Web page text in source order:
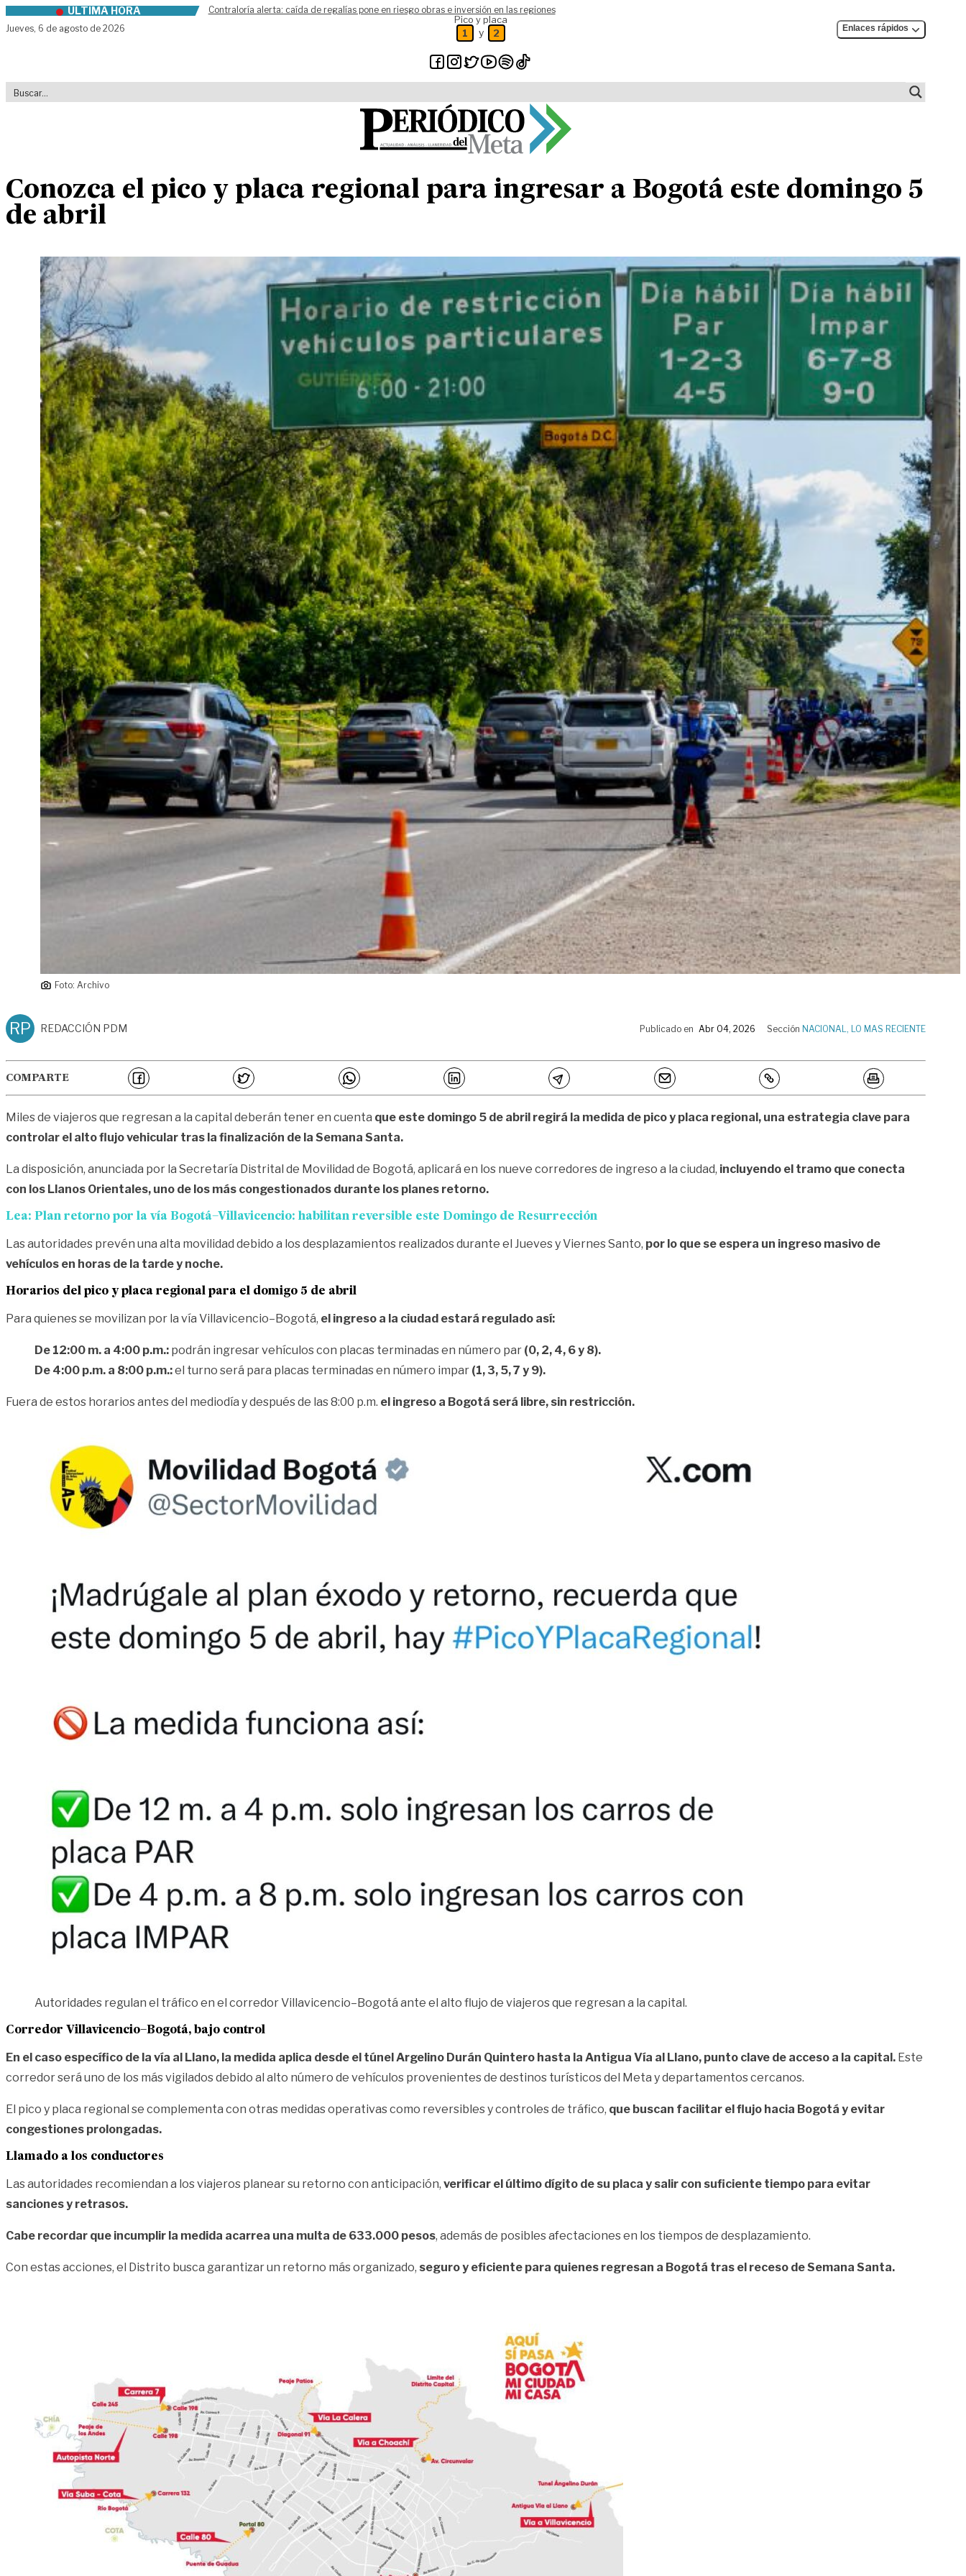
Skip to contentÚLTIMA HORA
Contraloría alerta: caída de regalías pone en riesgo obras e inversión en las regiones
Jueves, 6 de agosto de 2026
Pico y placa
1 y 2 Enlaces rápidos
Conozca el pico y placa regional para ingresar a Bogotá este domingo 5
de abril
Foto: Archivo
RP REDACCIÓN PDM Publicado en Abr 04, 2026 Sección NACIONAL, LO MAS RECIENTE
COMPARTE
Miles de viajeros que regresan a la capital deberán tener en cuenta que este domingo 5 de abril regirá la medida de pico y placa regional, una estrategia clave para
controlar el alto flujo vehicular tras la finalización de la Semana Santa.
La disposición, anunciada por la Secretaría Distrital de Movilidad de Bogotá, aplicará en los nueve corredores de ingreso a la ciudad, incluyendo el tramo que conecta
con los Llanos Orientales, uno de los más congestionados durante los planes retorno.
Lea: Plan retorno por la vía Bogotá–Villavicencio: habilitan reversible este Domingo de Resurrección
Las autoridades prevén una alta movilidad debido a los desplazamientos realizados durante el Jueves y Viernes Santo, por lo que se espera un ingreso masivo de
vehículos en horas de la tarde y noche.
Horarios del pico y placa regional para el domigo 5 de abril
Para quienes se movilizan por la vía Villavicencio–Bogotá, el ingreso a la ciudad estará regulado así:
De 12:00 m. a 4:00 p.m.: podrán ingresar vehículos con placas terminadas en número par (0, 2, 4, 6 y 8).
De 4:00 p.m. a 8:00 p.m.:el turno será para placas terminadas en número impar (1, 3, 5, 7 y 9).
Fuera de estos horarios antes del mediodía y después de las 8:00 p.m. el ingreso a Bogotá será libre, sin restricción.
Autoridades regulan el tráfico en el corredor Villavicencio–Bogotá ante el alto flujo de viajeros que regresan a la capital.
Corredor Villavicencio–Bogotá, bajo control
En el caso específico de la vía al Llano, la medida aplica desde el túnel Argelino Durán Quintero hasta la Antigua Vía al Llano, punto clave de acceso a la capital. Este
corredor será uno de los más vigilados debido al alto número de vehículos provenientes de destinos turísticos del Meta y departamentos cercanos.
El pico y placa regional se complementa con otras medidas operativas como reversibles y controles de tráfico, que buscan facilitar el flujo hacia Bogotá y evitar
congestiones prolongadas.
Llamado a los conductores
Las autoridades recomiendan a los viajeros planear su retorno con anticipación, verificar el último dígito de su placa y salir con suficiente tiempo para evitar
sanciones y retrasos.
Cabe recordar que incumplir la medida acarrea una multa de 633.000 pesos, además de posibles afectaciones en los tiempos de desplazamiento.
Con estas acciones, el Distrito busca garantizar un retorno más organizado, seguro y eficiente para quienes regresan a Bogotá tras el receso de Semana Santa.